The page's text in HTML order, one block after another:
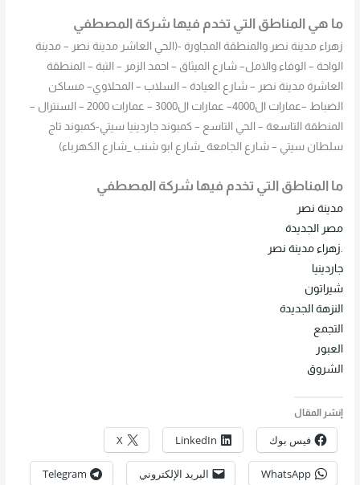
ما هي المناطق التي تخدم فيها شركة المصطفي
زهراء مدينة نصر والمنطقة المجاورة -(الحي العاشر مدينة نصر – مدينة
الواحة – الوفاء والامل– شارع الميثاق – احمد الزمر – التبة – المنطقة
العاشرة مدينة نصر – شارع العيادة – السلاب – المحلاوي– مساكن
الضباط –عمارات ال4000– عمارات ال3000 – عمارات 2000 – السنترال –
المنطقة التاسعة – الحي التاسع – كمبوند جاردينيا سيتي-كمبوند تاج
سلطان سيتي – شارع الجامعة _شارع ابو شنب _شارع الكهرباء)
ما المناطق التي تخدم فيها شركة المصطفي
مدينة نصر
مصر الجديدة
.زهراء مدينة نصر
جاردينيا
شيراتون
النزهة الجديدة
لتجمع
العبور
الشروق
إنشر المقال
فيس بوك LinkedIn
X
WhatsApp البريد الإلكتروني Telegram